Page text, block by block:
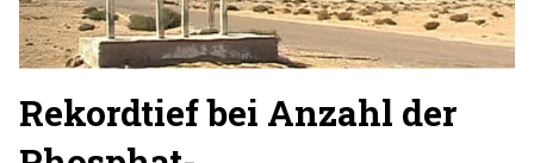
Rekordtief bei Anzahl der